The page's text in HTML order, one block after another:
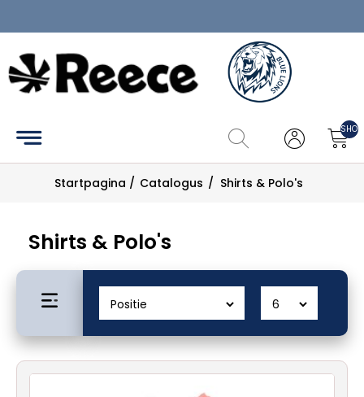
Home
Hockey
Tennis
Pickleball
Catalogus
Maattabel
Mijn
account
Startpagina / Catalogus / Shirts & Polo's
Shirts & Polo's